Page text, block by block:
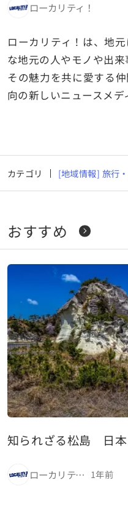
ローカリティ！
ローカリティ！は、地
な地元の人やモノや出来
その魅力を共に愛する
向の新しいニュースメデ
カテゴリ [地域情報] 旅行
おすすめ
知られざる松島 日
ローカリティ！ 1年前